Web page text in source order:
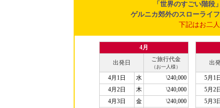
「世界のすごい階段
ゲルニカ郊外のスローライ
下記はお二
4月
出発日 ご旅行代金
（お一人様）
4月1日 水
\240,000
4月2日
木
\240,000
4月3日
金
\240,000
出
5月1
5月2
5月3